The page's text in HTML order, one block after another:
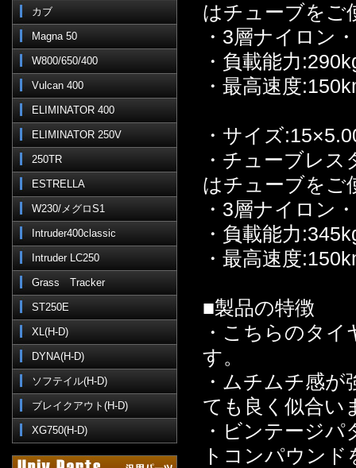
カブ
Magna 50
W800/650/400
Vulcan 400
ELIMINATOR 400
ELIMINATOR 250V
250TR
ESTRELLA
W230/メグロS1
Intruder400classic
Intruder LC250
Grass Tracker
ST250E
XL(H-D)
DYNA(H-D)
ソフテイル(H-D)
ブレイクアウト(H-D)
XG750(H-D)
はチューブをご
・3層ナイロン
・負載能力
・最高速度
・サイズ
・チューブレ
はチューブをご
・3層ナイロン
・負載能力
・最高速度
■製品の特徴
・こちらのタ
す。
・ムチムチ感
ても良く似合い
・ビンテージ
トコンパウン